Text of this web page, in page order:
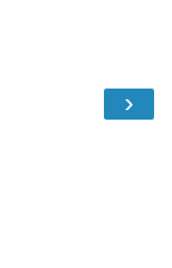
›